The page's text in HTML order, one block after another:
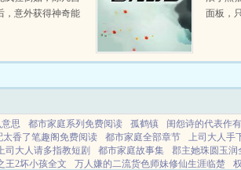
，意外获得神奇能
古...
面板，
—...
思 都市家庭系列免费阅读 孤鹤镇 闺怨诗的代表作
太香了笔趣阁免费阅读 都市家庭全部章节 上司大人手
司大人请多指教短剧 都市家庭故事集 郡主她珠圆玉润
王2坏小孩全文 万人嫌的二流货色师妹修仙生涯临楚